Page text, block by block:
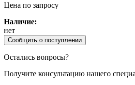
Цена по запросу
Наличие:
нет
Сообщить о поступлении
Остались вопросы?
Получите консультацию нашего